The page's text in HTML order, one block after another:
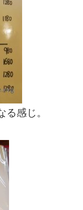
感じ。